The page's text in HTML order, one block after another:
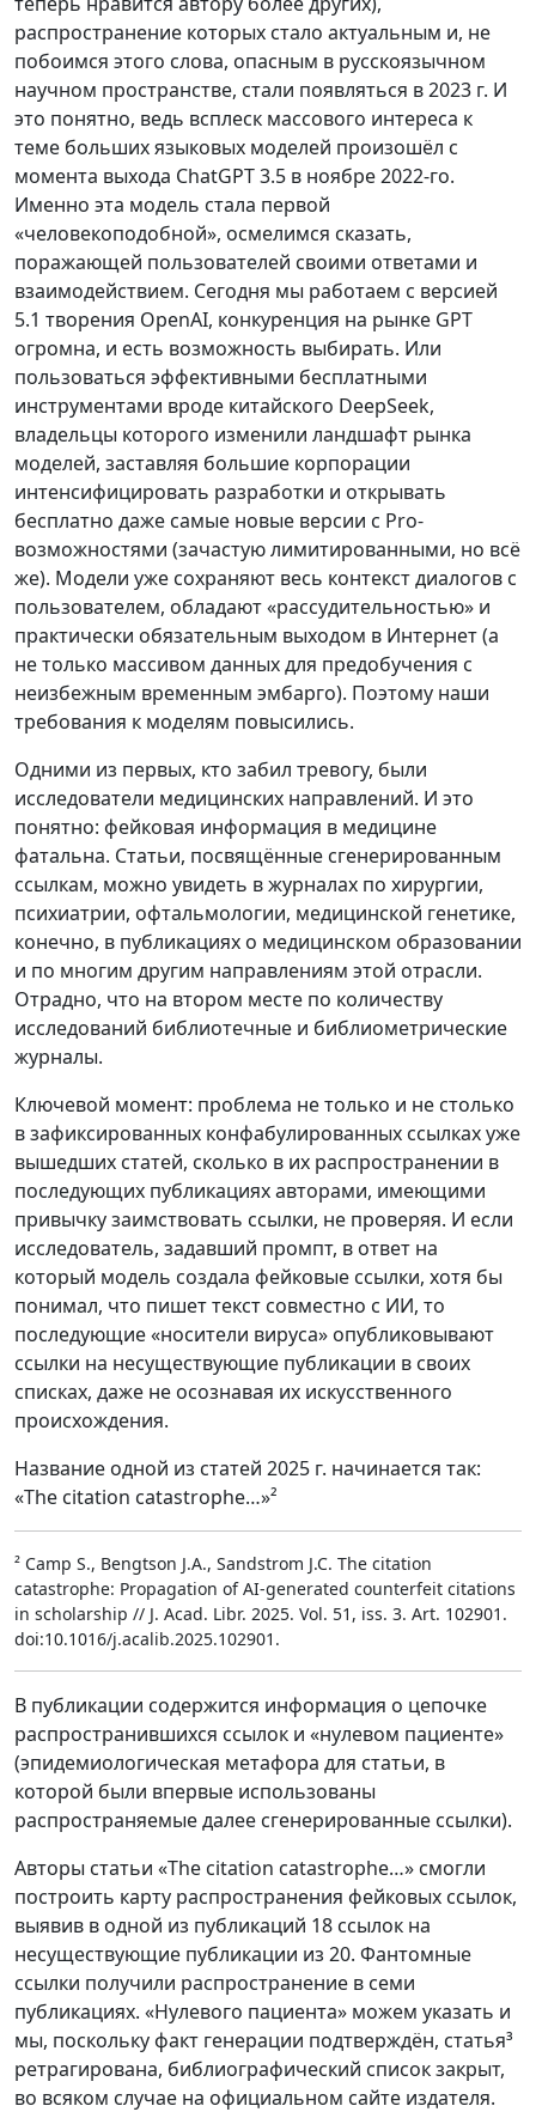
распространение которых стало актуальным и, не
побоимся этого слова, опасным в русскоязычном
научном пространстве, стали появляться в 2023 г. И
это понятно, ведь всплеск массового интереса к
теме больших языковых моделей произошёл с
момента выхода ChatGPT 3.5 в ноябре 2022-го.
Именно эта модель стала первой
«человекоподобной», осмелимся сказать,
поражающей пользователей своими ответами и
взаимодействием. Сегодня мы работаем с версией
5.1 творения OpenAI, конкуренция на рынке GPT
огромна, и есть возможность выбирать. Или
пользоваться эффективными бесплатными
инструментами вроде китайского DeepSeek,
владельцы которого изменили ландшафт рынка
моделей, заставляя большие корпорации
интенсифицировать разработки и открывать
бесплатно даже самые новые версии с Pro-
возможностями (зачастую лимитированными, но всё
же). Модели уже сохраняют весь контекст диалогов с
пользователем, обладают «рассудительностью» и
практически обязательным выходом в Интернет (а
не только массивом данных для предобучения с
неизбежным временным эмбарго). Поэтому наши
требования к моделям повысились.
Одними из первых, кто забил тревогу, были
исследователи медицинских направлений. И это
понятно: фейковая информация в медицине
фатальна. Статьи, посвящённые сгенерированным
ссылкам, можно увидеть в журналах по хирургии,
психиатрии, офтальмологии, медицинской генетике,
конечно, в публикациях о медицинском образовании
и по многим другим направлениям этой отрасли.
Отрадно, что на втором месте по количеству
исследований библиотечные и библиометрические
журналы.
Ключевой момент: проблема не только и не столько
в зафиксированных конфабулированных ссылках уже
вышедших статей, сколько в их распространении в
последующих публикациях авторами, имеющими
привычку заимствовать ссылки, не проверяя. И если
исследователь, задавший промпт, в ответ на
который модель создала фейковые ссылки, хотя бы
понимал, что пишет текст совместно с ИИ, то
последующие «носители вируса» опубликовывают
ссылки на несуществующие публикации в своих
списках, даже не осознавая их искусственного
происхождения.
Название одной из статей 2025 г. начинается так:
«The citation catastrophe…»²
² Camp S., Bengtson J.A., Sandstrom J.C. The citation
catastrophe: Propagation of AI-generated counterfeit citations
in scholarship // J. Acad. Libr. 2025. Vol. 51, iss. 3. Art. 102901.
doi:10.1016/j.acalib.2025.102901.
В публикации содержится информация о цепочке
распространившихся ссылок и «нулевом пациенте»
(эпидемиологическая метафора для статьи, в
которой были впервые использованы
распространяемые далее сгенерированные ссылки).
Авторы статьи «The citation catastrophe…» смогли
построить карту распространения фейковых ссылок,
выявив в одной из публикаций 18 ссылок на
несуществующие публикации из 20. Фантомные
ссылки получили распространение в семи
публикациях. «Нулевого пациента» можем указать и
мы, поскольку факт генерации подтверждён, статья³
ретрагирована, библиографический список закрыт,
во всяком случае на официальном сайте издателя.